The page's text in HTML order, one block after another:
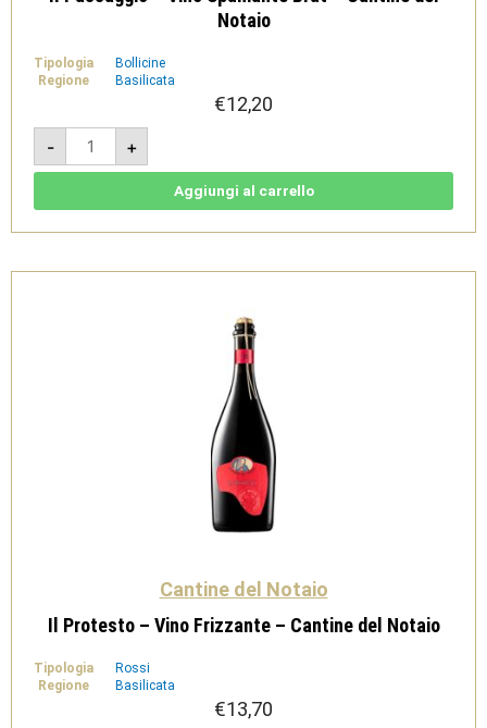
Notaio
Tipologia
Bollicine
Regione
Basilicata
€12,20
-
Il
Passaggio
-
Vino
Cantine
quantità
+
Aggiungi al carrello
Cantine del Notaio
Il Protesto – Vino Frizzante – Cantine del Notaio
Tipologia
Rossi
Regione
Basilicata
€13,70